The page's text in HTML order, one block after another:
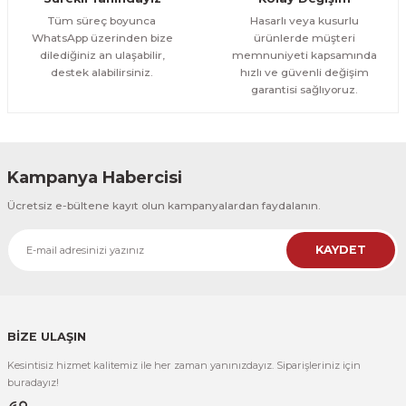
800,00 TL %12
Evinemoda
Boho Tarzı Çiçek 3 Parça Ahşap Çerçeveli Tablo ACT
Evinemoda
Vincent Van Gogh Temalı 3 Parça Ahşap Çerçeveli Tablo ACT
1.000,00 TL ÜRÜNÜ İNCELE
800,00 TL
Tüm süreç boyunca
WhatsApp üzerinden bize
dilediğiniz an ulaşabilir,
destek alabilirsiniz.
Hasarlı veya kusurlu
ürünlerde müşteri
memnuniyeti kapsamında
hızlı ve güvenli değişim
garantisi sağlıyoruz.
Kampanya Habercisi
Ücretsiz e-bültene kayıt olun kampanyalardan faydalanın.
KAYDET
BİZE ULAŞIN
Kesintisiz hizmet kalitemiz ile her zaman yanınızdayız. Siparişleriniz için
buradayız!